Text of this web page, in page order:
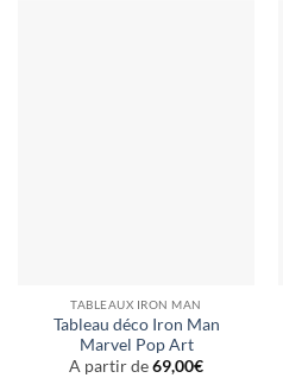
TABLEAUX IRON MAN
Tableau déco Iron Man
Marvel Pop Art
A partir de69,00€